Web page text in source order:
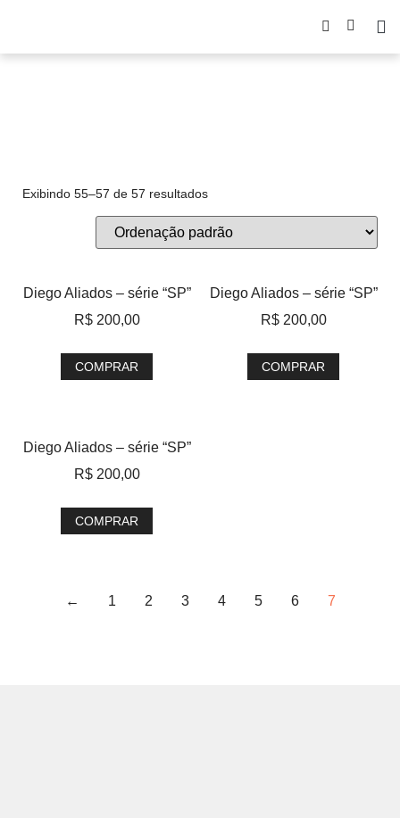
Exibindo 55–57 de 57 resultados
Diego Aliados – série “SP”
R$200,00
COMPRAR
Diego Aliados – série “SP”
R$200,00
COMPRAR
Diego Aliados – série “SP”
R$200,00
COMPRAR
← 1 2 3 4 5 6 7